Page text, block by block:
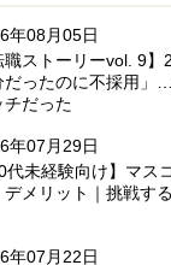
年08月05日
職ストーリーvol. 9
だったのに不採用」
チだった
年07月29日
代未経験向け】マス
デメリット｜挑戦す
年07月22日